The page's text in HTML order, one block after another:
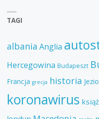
TAGI
albania Anglia
Hercegowina Budapeszt
Francja grecja historia
koronawirus